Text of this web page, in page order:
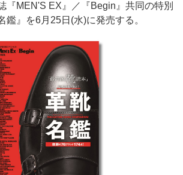
『MEN'S EX』／『Begin』共同の特別
鑑』を6月25日(水)に発売する。